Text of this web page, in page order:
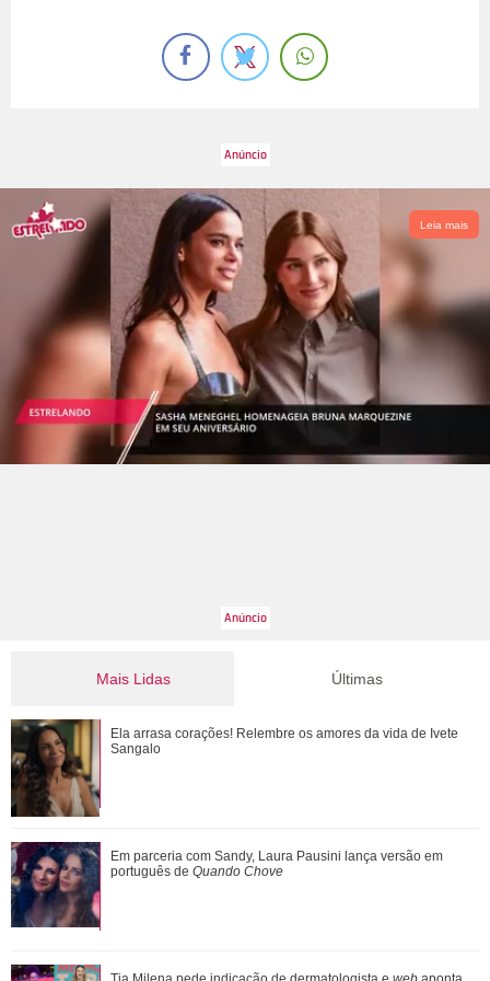
Leia mais
Mais Lidas
Omar pede que Alika o acompanhe até a agência bancária.
Confira o que vai rolar nesta quin...
João Raul diz para Agrado que não está conseguindo
conviver com seu sucesso. Veja os resum...
Últimas
Ela arrasa corações! Relembre os amores da vida de Ivete
Sangalo
Em parceria com Sandy, Laura Pausini lança versão em
português de Quando Chove